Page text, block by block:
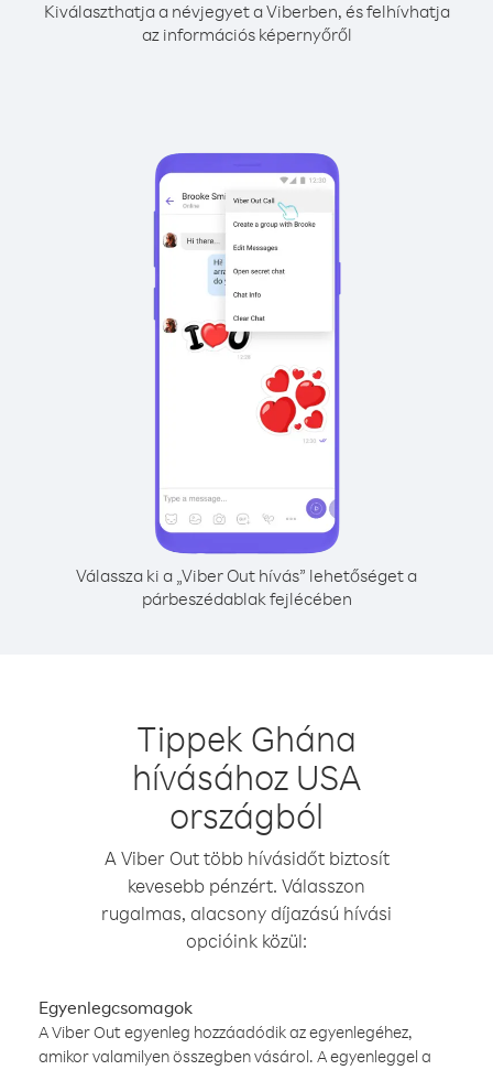
Kiválaszthatja a névjegyet a Viberben, és felhívhatja
az információs képernyőről
Válassza ki a „Viber Out hívás” lehetőséget a
párbeszédablak fejlécében
Tippek Ghána
hívásához USA
országból
A Viber Out több hívásidőt biztosít
kevesebb pénzért. Válasszon
rugalmas, alacsony díjazású hívási
opcióink közül:
Egyenlegcsomagok
A Viber Out egyenleg hozzáadódik az egyenlegéhez,
amikor valamilyen összegben vásárol. A egyenleggel a